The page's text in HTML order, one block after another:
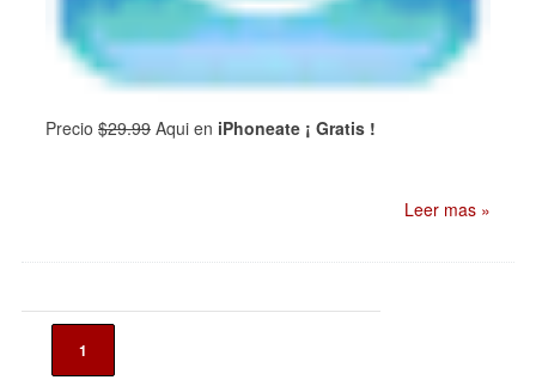
Precio $29.99 Aqui en iPhoneate ¡ Gratis !
Leer mas »
1